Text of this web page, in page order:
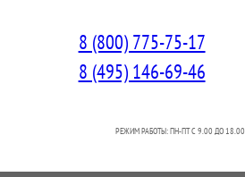
8 (800) 775-75-17
8 (495) 146-69-46
РЕЖИМ РАБОТЫ: ПН-ПТ C 9.00 ДО 18.00